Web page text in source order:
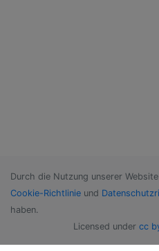
Durch die Nutzung unserer
Cookie-Richtlinie und
haben.
Licensed under cc